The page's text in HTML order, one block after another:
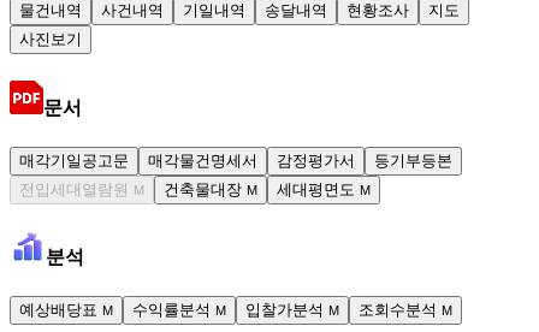
물건내역 사건내역 기일내역 송달내역 현황조사
지도
사진보기
문서
매각기일공고문 매각물건명세서 감정평가서
등기부등본
전입세대열람원
M 건축물대장 M 세대평면도 M
분석
예상배당표 M 수익률분석 M 입찰가분석 M 조회수분석 M